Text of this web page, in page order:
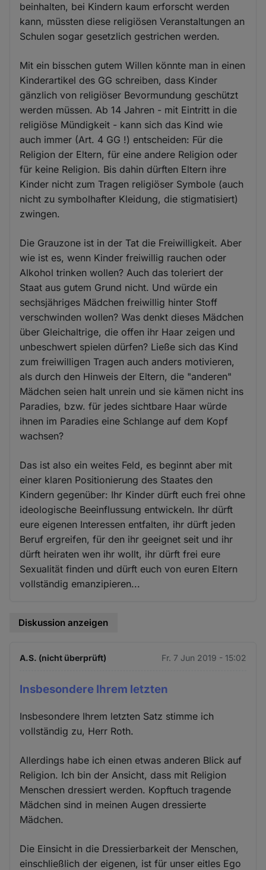
beinhalten, bei Kindern kaum erforscht werden
kann, müssten diese religiösen Veranstaltungen an
Schulen sogar gesetzlich gestrichen werden.
Mit ein bisschen gutem Willen könnte man in einen
Kinderartikel des GG schreiben, dass Kinder
gänzlich von religiöser Bevormundung geschützt
werden müssen. Ab 14 Jahren - mit Eintritt in die
religiöse Mündigkeit - kann sich das Kind wie
auch immer (Art. 4 GG !) entscheiden: Für die
Religion der Eltern, für eine andere Religion oder
für keine Religion. Bis dahin dürften Eltern ihre
Kinder nicht zum Tragen religiöser Symbole (auch
nicht zu symbolhafter Kleidung, die stigmatisiert)
zwingen.
Die Grauzone ist in der Tat die Freiwilligkeit. Aber
wie ist es, wenn Kinder freiwillig rauchen oder
Alkohol trinken wollen? Auch das toleriert der
Staat aus gutem Grund nicht. Und würde ein
sechsjähriges Mädchen freiwillig hinter Stoff
verschwinden wollen? Was denkt dieses Mädchen
über Gleichaltrige, die offen ihr Haar zeigen und
unbeschwert spielen dürfen? Ließe sich das Kind
zum freiwilligen Tragen auch anders motivieren,
als durch den Hinweis der Eltern, die "anderen"
Mädchen seien halt unrein und sie kämen nicht ins
Paradies, bzw. für jedes sichtbare Haar würde
ihnen im Paradies eine Schlange auf dem Kopf
wachsen?
Das ist also ein weites Feld, es beginnt aber mit
einer klaren Positionierung des Staates den
Kindern gegenüber: Ihr Kinder dürft euch frei ohne
ideologische Beeinflussung entwickeln. Ihr dürft
eure eigenen Interessen entfalten, ihr dürft jeden
Beruf ergreifen, für den ihr geeignet seit und ihr
dürft heiraten wen ihr wollt, ihr dürft frei eure
Sexualität finden und dürft euch von euren Eltern
vollständig emanzipieren...
Diskussion anzeigen
A.S. (nicht überprüft) Fr. 7 Jun 2019 - 15:02
Insbesondere Ihrem letzten
Insbesondere Ihrem letzten Satz stimme ich
vollständig zu, Herr Roth.
Allerdings habe ich einen etwas anderen Blick auf
Religion. Ich bin der Ansicht, dass mit Religion
Menschen dressiert werden. Kopftuch tragende
Mädchen sind in meinen Augen dressierte
Mädchen.
Die Einsicht in die Dressierbarkeit der Menschen,
einschließlich der eigenen, ist für unser eitles Ego